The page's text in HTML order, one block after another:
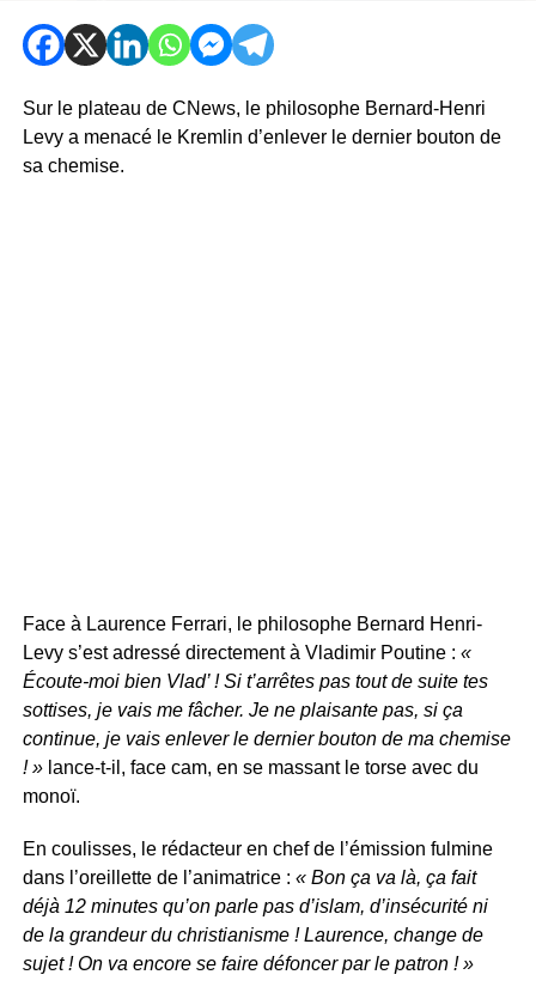
Sur le plateau de CNews, le philosophe Bernard-Henri
Levy a menacé le Kremlin d’enlever le dernier bouton de
sa chemise.
Face à Laurence Ferrari, le philosophe Bernard Henri-
Levy s’est adressé directement à Vladimir Poutine : «
Écoute-moi bien Vlad’ ! Si t’arrêtes pas tout de suite tes
sottises, je vais me fâcher. Je ne plaisante pas, si ça
continue, je vais enlever le dernier bouton de ma chemise
! »lance-t-il, face cam, en se massant le torse avec du
monoï.
En coulisses, le rédacteur en chef de l’émission fulmine
dans l’oreillette de l’animatrice : « Bon ça va là, ça fait
déjà 12 minutes qu’on parle pas d’islam, d’insécurité ni
de la grandeur du christianisme ! Laurence, change de
sujet ! On va encore se faire défoncer par le patron ! »